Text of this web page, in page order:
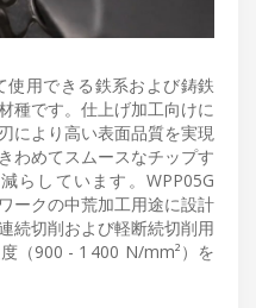
使用できる鉄系および鋳鉄
種です。仕上げ加工向けに
により高い表面品質を実現
わめてスムースなチップす
らしています。WPP05G
ークの中荒加工用途に設計
続切削および軽断続切削用
（900 - 1 400 N/mm²）を